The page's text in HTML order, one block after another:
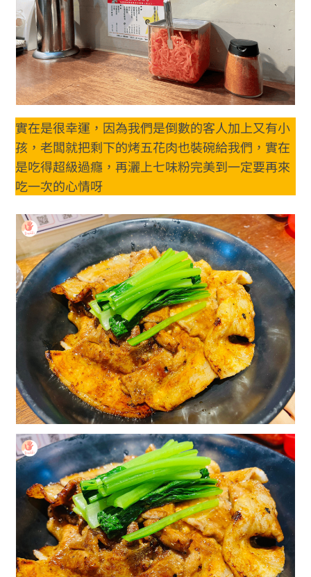
實在是很幸運，因為我們是倒數的客人加上又有小
孩，老闆就把剩下的烤五花肉也裝碗給我們，實在
是吃得超級過癮，再灑上七味粉完美到一定要再來
吃一次的心情呀